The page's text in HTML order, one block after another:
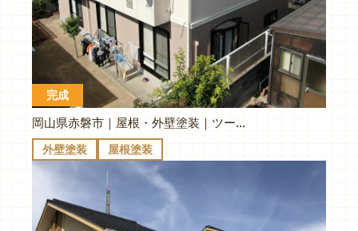
完成
岡山県赤磐市｜屋根・外壁塗装｜ツートンカラーで可愛くリフォーム！遮熱＆高耐久で色褪せ知らず🏠✨
外壁塗装 屋根塗装